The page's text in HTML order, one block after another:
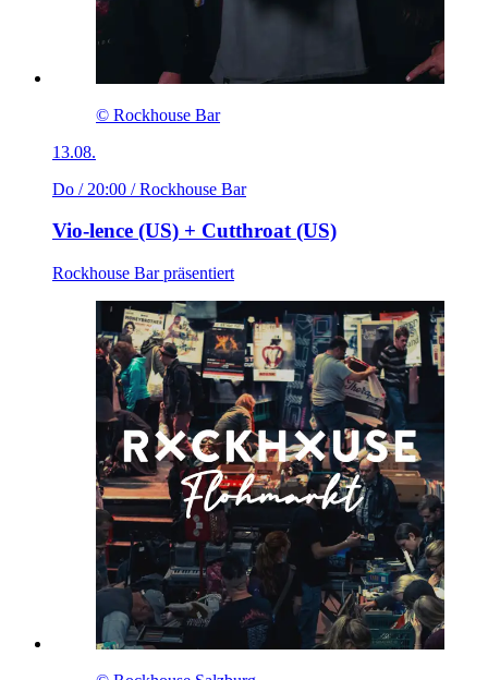
© Rockhouse Bar
13.08.
Do / 20:00 / Rockhouse Bar
Vio-lence (US) + Cutthroat (US)
Rockhouse Bar präsentiert